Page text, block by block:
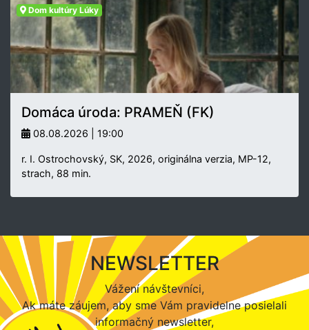
Dom kultúry Lúky
Domáca úroda: PRAMEŇ (FK)
08.08.2026 | 19:00
r. I. Ostrochovský, SK, 2026, originálna verzia, MP-12,
strach, 88 min.
NEWSLETTER
Vážení návštevníci,
Ak máte záujem, aby sme Vám pravidelne posielali
informačný newsletter,